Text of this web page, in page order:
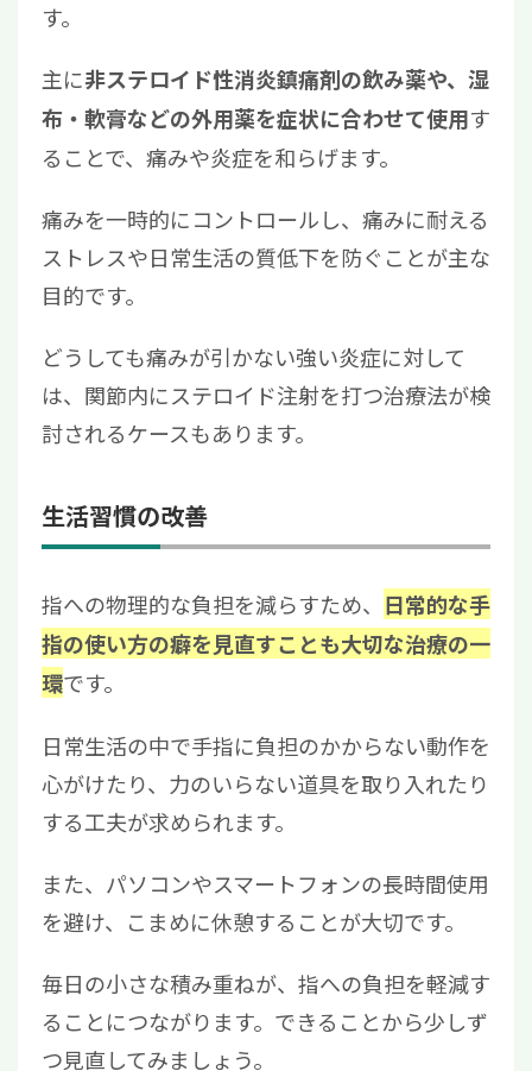
す。
主に非ステロイド性消炎鎮痛剤の飲み薬や、湿
布・軟膏などの外用薬を症状に合わせて使用す
ることで、痛みや炎症を和らげます。
痛みを一時的にコントロールし、痛みに耐える
ストレスや日常生活の質低下を防ぐことが主な
目的です。
どうしても痛みが引かない強い炎症に対して
は、関節内にステロイド注射を打つ治療法が検
討されるケースもあります。
生活習慣の改善
指への物理的な負担を減らすため、 日常的な手
指の使い方の癖を見直すことも大切な治療の一
環です。
日常生活の中で手指に負担のかからない動作を
心がけたり、力のいらない道具を取り入れたり
する工夫が求められます。
また、パソコンやスマートフォンの長時間使用
を避け、こまめに休憩することが大切です。
毎日の小さな積み重ねが、指への負担を軽減す
ることにつながります。できることから少しず
つ見直してみましょう。